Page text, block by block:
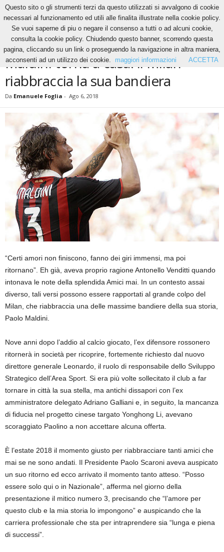
Calcio Maldini torna a casa: il Milan riabbraccia la sua bandiera
CALCIO
Maldini torna a casa: il Milan
riabbraccia la sua bandiera
Da Emanuele Foglia - Ago 6, 2018
“Certi amori non finiscono, fanno dei giri immensi, ma poi
ritornano”. Eh già, aveva proprio ragione Antonello Venditti quando
intonava le note della splendida Amici mai. In un contesto assai
diverso, tali versi possono essere rapportati al grande colpo del
Milan, che riabbraccia una delle massime bandiere della sua storia,
Paolo Maldini.
Nove anni dopo l’addio al calcio giocato, l’ex difensore rossonero
ritornerà in società per ricoprire, fortemente richiesto dal nuovo
direttore generale Leonardo, il ruolo di responsabile dello Sviluppo
Strategico dell’Area Sport. Si era più volte sollecitato il club a far
tornare in città la sua stella, ma antichi dissapori con l’ex
amministratore delegato Adriano Galliani e, in seguito, la mancanza
di fiducia nel progetto cinese targato Yonghong Li, avevano
scoraggiato Paolino a non accettare alcuna offerta.
È l’estate 2018 il momento giusto per riabbracciare tanti amici che
mai se ne sono andati. Il Presidente Paolo Scaroni aveva auspicato
un suo ritorno ed ecco arrivato il momento tanto atteso. “Posso
essere solo qui o in Nazionale”, afferma nel giorno della
presentazione il mitico numero 3, precisando che “l’amore per
questo club e la mia storia lo impongono” e auspicando che la
carriera professionale che sta per intraprendere sia “lunga e piena
di successi”.
Questo sito o gli strumenti terzi da questo utilizzati si avvalgono di cookie
necessari al funzionamento ed utili alle finalita illustrate nella cookie policy.
Se vuoi saperne di piu o negare il consenso a tutti o ad alcuni cookie,
consulta la cookie policy. Chiudendo questo banner, scorrendo questa
pagina, cliccando su un link o proseguendo la navigazione in altra maniera,
acconsenti ad un utilizzo dei cookie.
maggiori informazioni ACCETTA